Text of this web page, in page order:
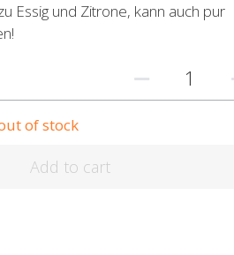
Essig und Zitrone, kann auch pur
of stock
Add to cart